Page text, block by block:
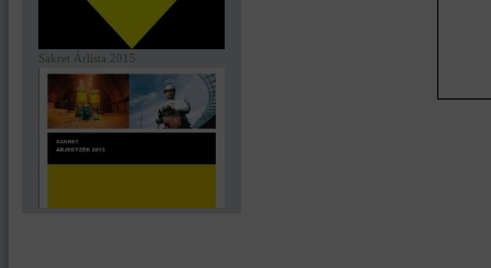
Sakret Árlista 2015